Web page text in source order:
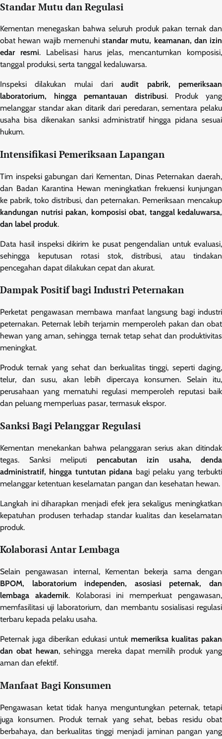
Standar Mutu dan Regulasi
Kementan menegaskan bahwa seluruh produk pakan ternak dan
obat hewan wajib memenuhi standar mutu, keamanan, dan izin
edar resmi. Labelisasi harus jelas, mencantumkan komposisi,
tanggal produksi, serta tanggal kedaluwarsa.
Inspeksi dilakukan mulai dariaudit pabrik, pemeriksaan
laboratorium, hingga pemantauan distribusi. Produk yang
melanggar standar akan ditarik dari peredaran, sementara pelaku
usaha bisa dikenakan sanksi administratif hingga pidana sesuai
hukum.
Intensifikasi Pemeriksaan Lapangan
Tim inspeksi gabungan dari Kementan, Dinas Peternakan daerah,
dan Badan Karantina Hewan meningkatkan frekuensi kunjungan
ke pabrik, toko distribusi, dan peternakan. Pemeriksaan mencakup
kandungan nutrisi pakan, komposisi obat, tanggal kedaluwarsa,
dan label produk.
Data hasil inspeksi dikirim ke pusat pengendalian untuk evaluasi,
sehingga keputusan rotasi stok, distribusi, atau tindakan
pencegahan dapat dilakukan cepat dan akurat.
Dampak Positif bagi Industri Peternakan
Perketat pengawasan membawa manfaat langsung bagi industri
peternakan. Peternak lebih terjamin memperoleh pakan dan obat
hewan yang aman, sehingga ternak tetap sehat dan produktivitas
meningkat.
Produk ternak yang sehat dan berkualitas tinggi, seperti daging,
telur, dan susu, akan lebih dipercaya konsumen. Selain itu,
perusahaan yang mematuhi regulasi memperoleh reputasi baik
dan peluang memperluas pasar, termasuk ekspor.
Sanksi Bagi Pelanggar Regulasi
Kementan menekankan bahwa pelanggaran serius akan ditindak
tegas. Sanksi meliputi pencabutan izin usaha, denda
administratif, hingga tuntutan pidana bagi pelaku yang terbukti
melanggar ketentuan keselamatan pangan dan kesehatan hewan.
Langkah ini diharapkan menjadi efek jera sekaligus meningkatkan
kepatuhan produsen terhadap standar kualitas dan keselamatan
produk.
Kolaborasi Antar Lembaga
Selain pengawasan internal, Kementan bekerja sama dengan
BPOM, laboratorium independen, asosiasi peternak, dan
lembaga akademik. Kolaborasi ini memperkuat pengawasan,
memfasilitasi uji laboratorium, dan membantu sosialisasi regulasi
terbaru kepada pelaku usaha.
Peternak juga diberikan edukasi untuk memeriksa kualitas pakan
dan obat hewan, sehingga mereka dapat memilih produk yang
aman dan efektif.
Manfaat Bagi Konsumen
Pengawasan ketat tidak hanya menguntungkan peternak, tetapi
juga konsumen. Produk ternak yang sehat, bebas residu obat
berbahaya, dan berkualitas tinggi menjadi jaminan pangan yang